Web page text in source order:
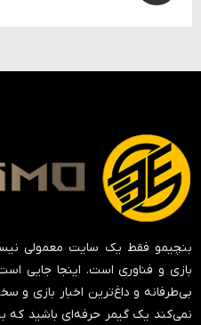
بنچیمو فقط یک سایت معمولی
بازی و فناوری است. اینجا جایی
بی‌طرفانه و داغ‌ترین اخبار بازی و
نمی‌کند یک گیمر حرفه‌ای باشید که